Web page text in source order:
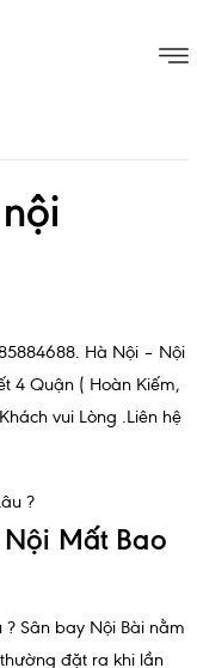
Hà Nội – Nội
4 Quận ( Hoàn Kiếm,
vui Lòng .Liên hệ
Mất Bao
? Sân bay Nội Bài nằm
đặt ra khi lần